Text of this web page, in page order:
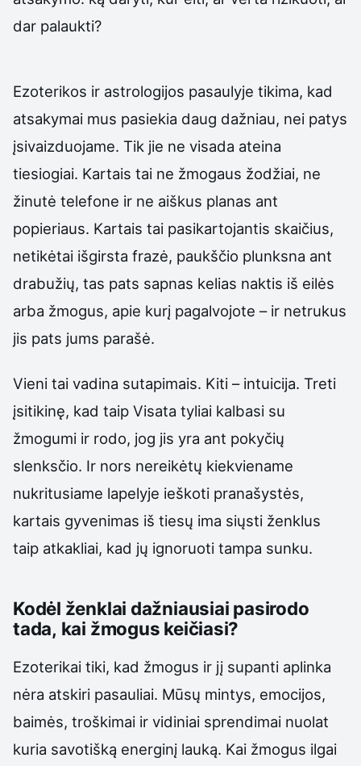
dar palaukti?
Ezoterikos ir astrologijos pasaulyje tikima, kad
atsakymai mus pasiekia daug dažniau, nei patys
įsivaizduojame. Tik jie ne visada ateina
tiesiogiai. Kartais tai ne žmogaus žodžiai, ne
žinutė telefone ir ne aiškus planas ant
popieriaus. Kartais tai pasikartojantis skaičius,
netikėtai išgirsta frazė, paukščio plunksna ant
drabužių, tas pats sapnas kelias naktis iš eilės
arba žmogus, apie kurį pagalvojote – ir netrukus
jis pats jums parašė.
Vieni tai vadina sutapimais. Kiti – intuicija. Treti
įsitikinę, kad taip Visata tyliai kalbasi su
žmogumi ir rodo, jog jis yra ant pokyčių
slenksčio. Ir nors nereikėtų kiekviename
nukritusiame lapelyje ieškoti pranašystės,
kartais gyvenimas iš tiesų ima siųsti ženklus
taip atkakliai, kad jų ignoruoti tampa sunku.
Kodėl ženklai dažniausiai pasirodo
tada, kai žmogus keičiasi?
Ezoterikai tiki, kad žmogus ir jį supanti aplinka
nėra atskiri pasauliai. Mūsų mintys, emocijos,
baimės, troškimai ir vidiniai sprendimai nuolat
kuria savotišką energinį lauką. Kai žmogus ilgai